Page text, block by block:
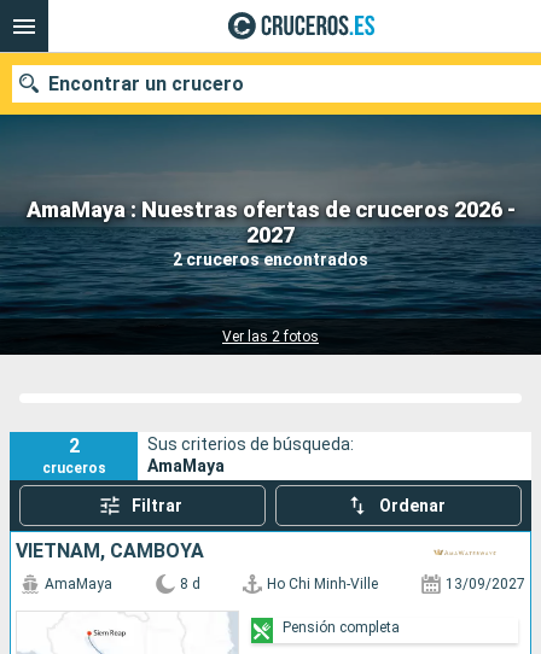
AmaMaya : Nuestras ofertas de cruceros 2026 -
2027
2 cruceros encontrados
Ver las 2 fotos
Encontrar un crucero
Nuestros destinos
Fecha de salida
2
cruceros
Sus criterios de búsqueda:
AmaMaya
Filtrar Ordenar
VIETNAM, CAMBOYA
AmaMaya 8 d Ho Chi Minh-Ville 13/09/2027
Pensión completa